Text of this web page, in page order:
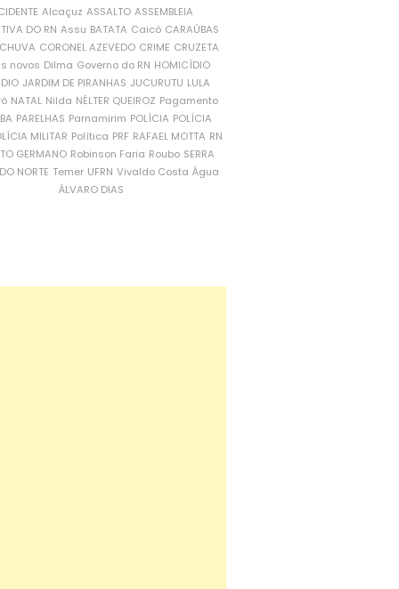
Alcaçuz ASSALTO ASSEMBLEIA
DO RN Assu BATATA Caicó CARAÚBAS
CORONEL AZEVEDO CRIME CRUZETA
novos Dilma Governo do RN HOMICÍDIO
JARDIM DE PIRANHAS JUCURUTU LULA
NATAL Nilda NÉLTER QUEIROZ Pagamento
PARELHAS Parnamirim POLÍCIA POLÍCIA
MILITAR Política PRF RAFAEL MOTTA RN
GERMANO Robinson Faria Roubo SERRA
NORTE Temer UFRN Vivaldo Costa Água
ÁLVARO DIAS